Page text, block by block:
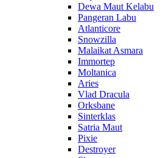
Dewa Maut Kelabu
Pangeran Labu
Atlanticore
Snowzilla
Malaikat Asmara
Immortep
Moltanica
Aries
Vlad Dracula
Orksbane
Sinterklas
Satria Maut
Pixie
Destroyer